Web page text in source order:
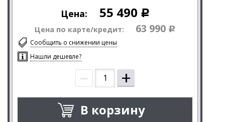
Цена: 55 490 Р
Цена по карте/кредит: 63 990 Р
Сообщить о снижении цены
Нашли дешевле?
– +
В корзину